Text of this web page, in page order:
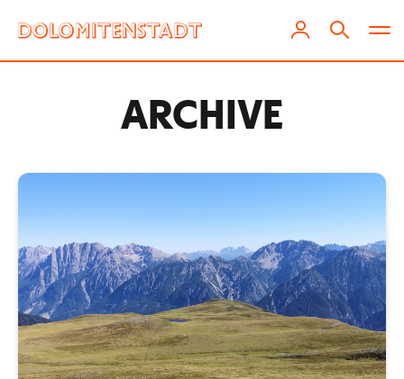
ARCHIVE